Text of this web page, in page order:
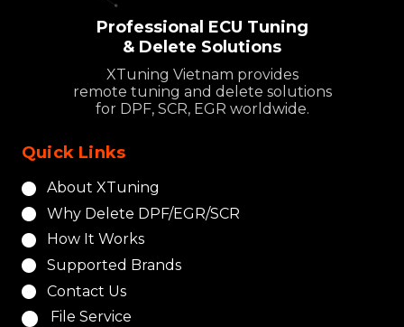
Professional ECU Tuning
& Delete Solutions
XTuning Vietnam provides
remote tuning and delete solutions
for DPF, SCR, EGR worldwide.
Quick Links
About XTuning
Why Delete DPF/EGR/SCR
How It Works
Supported Brands
Contact Us
File Service